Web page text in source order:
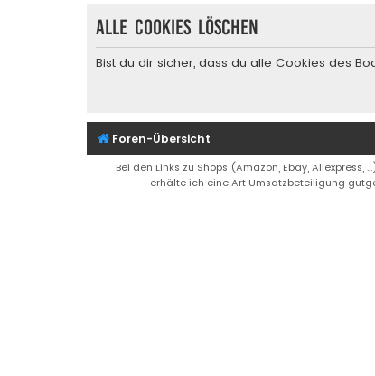
Alle Cookies löschen
Bist du dir sicher, dass du alle Cookies des
Foren-Übersicht
Bei den Links zu Shops (Amazon, Ebay,
erhälte ich eine Art Umsatzbeteiligung